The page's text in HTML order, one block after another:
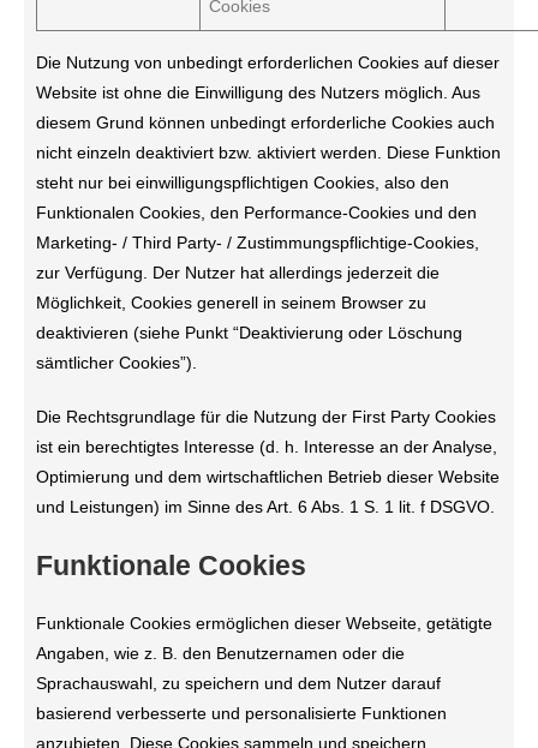
Cookies
Die Nutzung von unbedingt erforderlichen Cookies auf dieser
Website ist ohne die Einwilligung des Nutzers möglich. Aus
diesem Grund können unbedingt erforderliche Cookies auch
nicht einzeln deaktiviert bzw. aktiviert werden. Diese Funktion
steht nur bei einwilligungspflichtigen Cookies, also den
Funktionalen Cookies, den Performance-Cookies und den
Marketing- / Third Party- / Zustimmungspflichtige-Cookies,
zur Verfügung. Der Nutzer hat allerdings jederzeit die
Möglichkeit, Cookies generell in seinem Browser zu
deaktivieren (siehe Punkt “Deaktivierung oder Löschung
sämtlicher Cookies”).
Die Rechtsgrundlage für die Nutzung der First Party Cookies
ist ein berechtigtes Interesse (d. h. Interesse an der Analyse,
Optimierung und dem wirtschaftlichen Betrieb dieser Website
und Leistungen) im Sinne des Art. 6 Abs. 1 S. 1 lit. f DSGVO.
Funktionale Cookies
Funktionale Cookies ermöglichen dieser Webseite, getätigte
Angaben, wie z. B. den Benutzernamen oder die
Sprachauswahl, zu speichern und dem Nutzer darauf
basierend verbesserte und personalisierte Funktionen
anzubieten. Diese Cookies sammeln und speichern